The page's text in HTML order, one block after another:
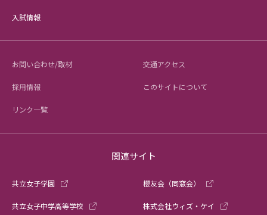
入試情報
お問い合わせ/取材 交通アクセス
採用情報 このサイトについて
リンク一覧
関連サイト
共立女子学園
共立女子中学高等学校
櫻友会（同窓会）
株式会社ウィズ・ケイ